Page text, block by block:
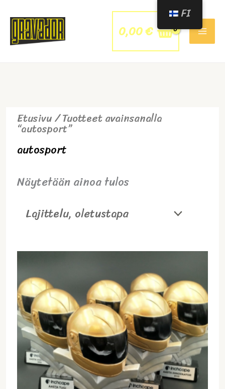
sisältöön
0,00€
Etusivu/ Tuotteet avainsanalla
“autosport”
autosport
Näytetään ainoa tulos
FI